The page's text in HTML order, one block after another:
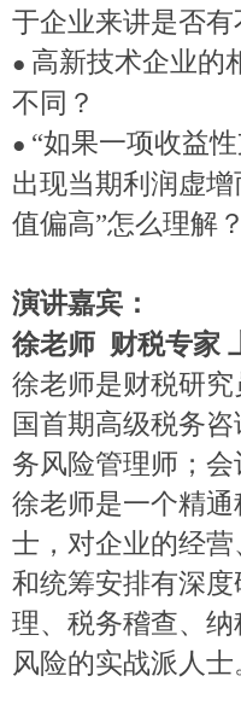
于企业来讲是否有
● 高新技术企业的
不同？
● “如果一项收益
出现当期利润虚
值偏高”怎么理解？
演讲嘉宾：
徐老师 财税专家
徐老师是财税研
国首期高级税务
务风险管理师；
徐老师是一个精
士，对企业的经
和统筹安排有深
理、税务稽查、
风险的实战派人士